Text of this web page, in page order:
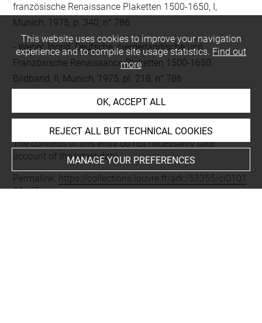
französische Renaissance Plaketten 1500-1650, I,
Munich, 1975, p. 340, n° 786
Weber, Ingrid, Deutsche, nierderländische und
Französische Renaissance Plaketten 1500-1650.
Bildband, II, Munich, 1975, pl. 218, n° 786
Last updated on 03.07.2026
The contents of this entry do not necessarily take
account of the latest data.
Permalink: https://collections.louvre.fr/ark:/53355/cl0101
08147
This website uses cookies to improve your navigation
experience and to compile site usage statistics. Find out
more
OK, ACCEPT ALL
REJECT ALL BUT TECHNICAL COOKIES
MANAGE YOUR PREFERENCES